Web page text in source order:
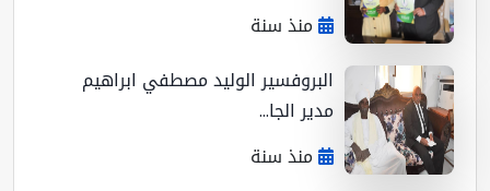
منذ سنة
البروفسير الوليد مصطفي ابراهيم
مدير الجا...
منذ سنة